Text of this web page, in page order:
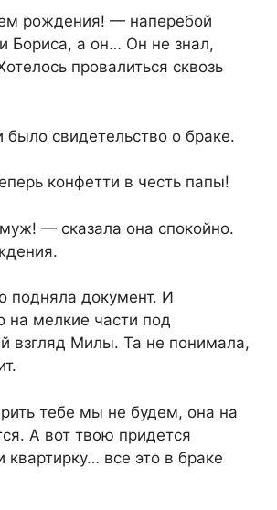
рождения! — наперебой
Бориса, а он… Он не знал,
провалиться сквозь
было свидетельство о браке.
конфетти в честь папы!
— сказала она спокойно.
подняла документ. И
на мелкие части под
взгляд Милы. Та не понимала,
тебе мы не будем, она на
А вот твою придется
квартирку… все это в браке